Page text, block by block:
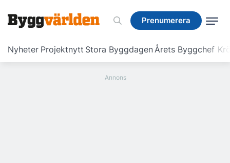
Prenumerera
Nyheter Projektnytt Stora ByggdagenÅrets Byggchef
Prenumerera